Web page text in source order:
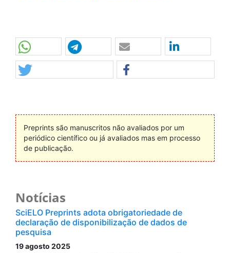
Preprints são manuscritos não avaliados por um
periódico científico ou já avaliados mas em processo
de publicação.
Notícias
SciELO Preprints adota obrigatoriedade de
declaração de disponibilização de dados de
pesquisa
19 agosto 2025